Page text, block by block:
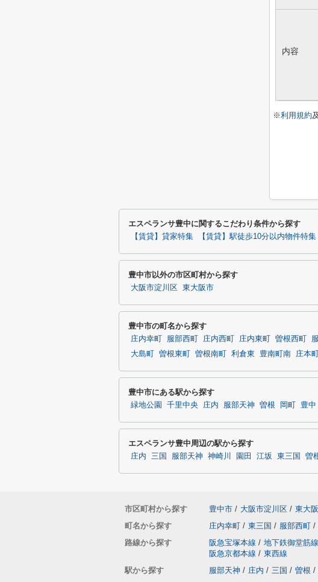
内容
※利用規約
エスペランサ豊中に関するこだわり条件から探す
【賃貸】貸家特集 【賃貸】駅徒歩10分以内物件特集
豊中市以外の市区町村から探す
大阪市淀川区 東大阪市
豊中市の町名から探す
庄内幸町 服部西町 庄内西町 庄内東町 曽根西町
大島町
曽根東町 曽根南町 利倉東 豊南町南 庄本町
豊中市にある駅から探す
緑地公園 千里中央 庄内 服部天神 曽根 岡町 豊中
エスペランサ豊中周辺の駅から探す
庄内 三国 服部天神 神崎川 園田 江坂 東三国 曽
市区町村から探す 豊中市 / 大阪市淀川区 / 東大
町名から探す
庄内幸町 / 東三国 / 服部西町 /
路線から探す
阪急宝塚本線 / 地下鉄御堂筋線
阪急京都本線 / 東西線
駅から探す
服部天神 / 庄内 / 三国 / 曽根 /